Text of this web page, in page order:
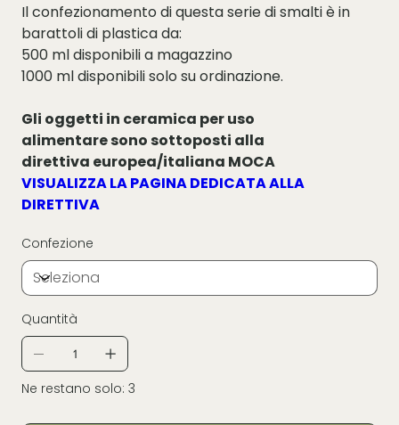
Il confezionamento di questa serie di smalti è in
barattoli di plastica da:
500 ml disponibili a magazzino
1000 ml disponibili solo su ordinazione.
Gli oggetti in ceramica per uso
alimentare sono sottoposti alla
direttiva europea/italiana MOCA
VISUALIZZA LA PAGINA DEDICATA ALLA
DIRETTIVA
Confezione
Quantità
Ne restano solo: 3